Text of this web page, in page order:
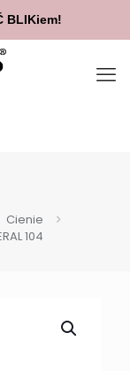
Cienie
104
BLIKiem!